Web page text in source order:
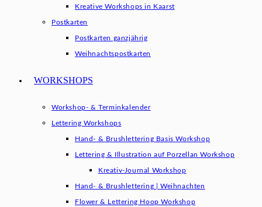
Kreative Workshops in Kaarst
Postkarten
Postkarten ganzjährig
Weihnachtspostkarten
WORKSHOPS
Workshop- & Terminkalender
Lettering Workshops
Hand- & Brushlettering Basis Workshop
Lettering & Illustration auf Porzellan Workshop
Kreativ-Journal Workshop
Hand- & Brushlettering | Weihnachten
Flower & Lettering Hoop Workshop